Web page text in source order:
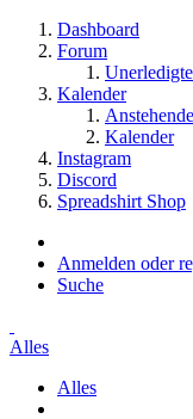
Dashboard
Forum
Kalender
Kalender
Instagram
Discord
Spreadshirt Shop
Anmelden oder
Suche
Alles
Alles